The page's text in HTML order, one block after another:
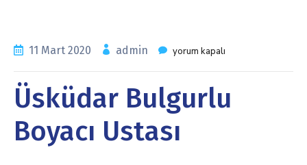
11 Mart 2020 admin yorum kapalı
Üsküdar Bulgurlu
Boyacı Ustası